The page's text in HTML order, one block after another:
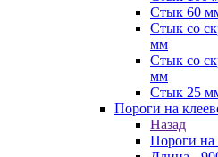
Стык 60
Стык со
мм
Стык со
мм
Стык 25
Пороги на
Назад
Пороги на